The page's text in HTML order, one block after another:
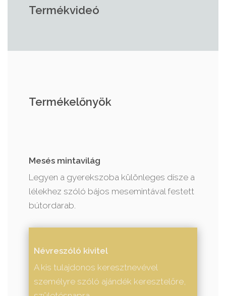
Termékvideó
Termékelőnyök
Mesés mintavilág
Legyen a gyerekszoba különleges dísze a
lélekhez szóló bájos mesemintával festett
bútordarab.
Névreszóló kivitel
A kis tulajdonos keresztnevével
személyre szóló ajándék keresztelőre,